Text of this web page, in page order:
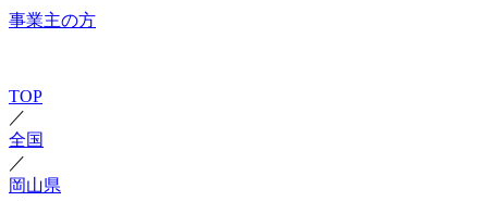
事業主の方
TOP
／
全国
／
岡山県